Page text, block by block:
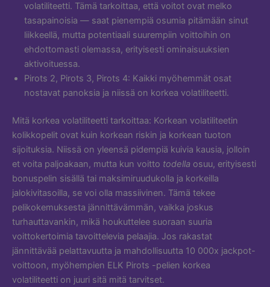
volatiliteetti. Tämä tarkoittaa, että voitot ovat melko
tasapainoisia — saat pienempiä osumia pitämään sinut
liikkeellä, mutta potentiaali suurempiin voittoihin on
ehdottomasti olemassa, erityisesti ominaisuuksien
aktivoituessa.
Pirots 2, Pirots 3, Pirots 4: Kaikki myöhemmät osat
nostavat panoksia ja niissä on korkea volatiliteetti.
Mitä korkea volatiliteetti tarkoittaa: Korkean volatiliteetin
kolikkopelit ovat kuin korkean riskin ja korkean tuoton
sijoituksia. Niissä on yleensä pidempiä kuivia kausia, jolloin
et voita paljoakaan, mutta kun voitto todella osuu, erityisesti
bonuspelin sisällä tai maksimiruudukolla ja korkeilla
jalokivitasoilla, se voi olla massiivinen. Tämä tekee
pelikokemuksesta jännittävämmän, vaikka joskus
turhauttavankin, mikä houkuttelee suoraan suuria
voittokertoimia tavoittelevia pelaajia. Jos rakastat
jännittävää pelattavuutta ja mahdollisuutta 10 000x jackpot-
voittoon, myöhempien ELK Pirots -pelien korkea
volatiliteetti on juuri sitä mitä tarvitset.